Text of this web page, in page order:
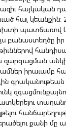
հայկական
հայ
պատճառով
բանաստեղծը իր
զարգացման
իրաւամբ
գրականութեան
քանի մը